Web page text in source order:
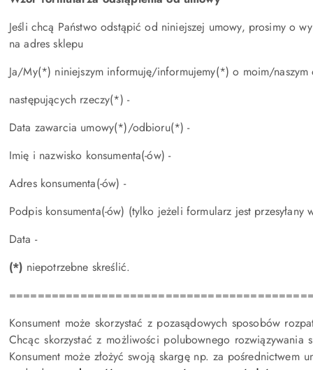
Jeśli chcą Państwo odstąpić od niniejszej umowy, prosimy o
na adres sklepu
Ja/My(*) niniejszym informuję/informujemy(*) o moim/naszym
następujących rzeczy(*) -
Data zawarcia umowy(*)/odbioru(*) -
Imię i nazwisko konsumenta(-ów) -
Adres konsumenta(-ów) -
Podpis konsumenta(-ów) (tylko jeżeli formularz jest przesyłany
Data -
(*) niepotrzebne skreślić.
Konsument może skorzystać z pozasądowych sposobów
Chcąc skorzystać z możliwości polubownego rozwiązywania
Konsument może złożyć swoją skargę np. za pośrednictwem